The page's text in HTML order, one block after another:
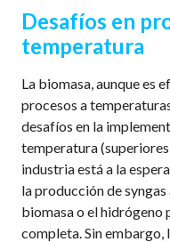
Desafíos en
temperatura
La biomasa, aunquees
procesos a
desafíos en la
temperatura
industria está a la
la producción desyngas
biomasa oel hidrógeno
completa. Sin embargo,